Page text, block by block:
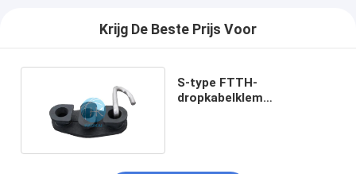
Krijg De Beste Prijs Voor
S-type FTTH-
dropkabelklem